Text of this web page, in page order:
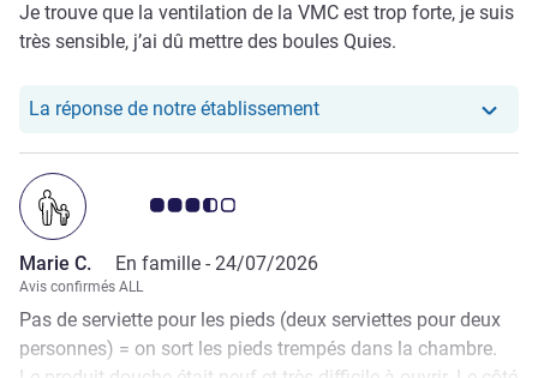
Je trouve que la ventilation de la VMC est trop forte, je suis
très sensible, j’ai dû mettre des boules Quies.
La réponse de notre établissementNotre hôtel a repondu au
Note Avis clients 3.5/5
Marie C. En famille - 24/07/2026
Avis confirmés ALL
Pas de serviette pour les pieds (deux serviettes pour deux
personnes) = on sort les pieds trempés dans la chambre.